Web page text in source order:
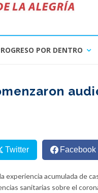
POR DENTRO
Twitter Facebook
experiencia acumulada de
sanitarias sobre el